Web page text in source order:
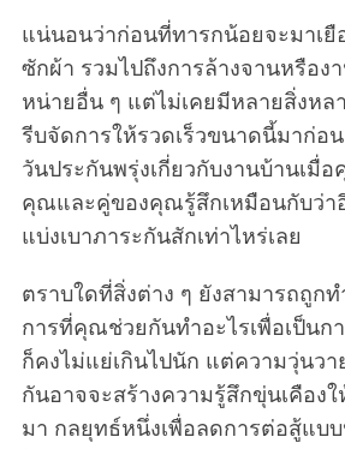
แน่นอนว่าก่อนที่ทารกน้อยจะมาเ
ซักผ้า รวมไปถึงการล้างจานหรือง
หน่ายอื่น ๆ แต่ไม่เคยมีหลายสิ่งห
รีบจัดการให้รวดเร็วขนาดนี้มาก่อ
วันประกันพรุ่งเกี่ยวกับงานบ้านเมื่
คุณและคู่ของคุณรู้สึกเหมือนกับว่า
แบ่งเบาภาระกันสักเท่าไหร่เลย
ตราบใดที่สิ่งต่าง ๆ ยังสามารถถูกท
การที่คุณช่วยกันทำอะไรเพื่อเป็นก
ก็คงไม่แย่เกินไปนัก แต่ความวุ่นวา
กันอาจจะสร้างความรู้สึกขุ่นเคืองใ
มา กลยุทธ์หนึ่งเพื่อลดการต่อสู้แบ